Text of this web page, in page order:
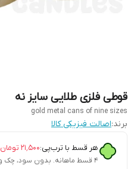
قوطی فلزی طلایی سایز نه
gold metal cans of nine sizes
برند:اصالت فیزیکی کالا
هر قسط با ترب‌پی:۲۱٬۵۰۰ تومان
۴ قسط ماهانه. بدون سود، چک و ضامن.